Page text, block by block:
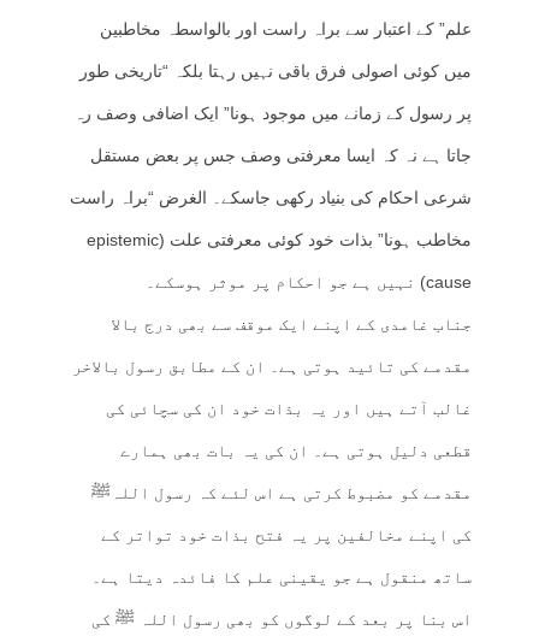
علم” کے اعتبار سے براہ راست اور بالواسطہ مخاطبین
میں کوئی اصولی فرق باقی نہیں رہتا بلکہ “تاریخی طور
پر رسول کے زمانے میں موجود ہونا” ایک اضافی وصف رہ
جاتا ہے نہ کہ ایسا معرفتی وصف جس پر بعض مستقل
شرعی احکام کی بنیاد رکھی جاسکے۔ الغرض “براہ راست
مخاطب ہونا” بذات خود کوئی معرفتی علت (epistemic
cause) نہیں ہے جو احکام پر موثر ہوسکے۔
جناب غامدی کے اپنے ایک موقف سے بھی درج بالا
مقدمے کی تائید ہوتی ہے۔ ان کے مطابق رسول بالاخر
غالب آتے ہیں اور یہ بذات خود ان کی سچائی کی
قطعی دلیل ہوتی ہے۔ ان کی یہ بات بھی ہمارے
مقدمے کو مضبوط کرتی ہے اس لئے کہ رسول اللہﷺ
کی اپنے مخالفین پر یہ فتح بذات خود تواتر کے
ساتھ منقول ہے جو یقینی علم کا فائدہ دیتا ہے۔
اس بنا پر بعد کے لوگوں کو بھی رسول اللہ ﷺ کی